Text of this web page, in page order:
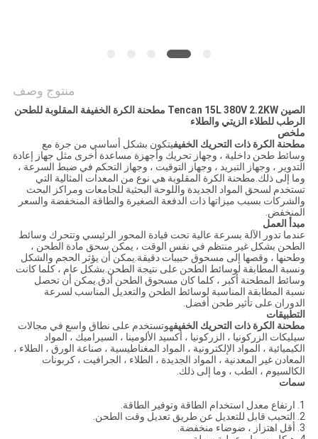
منتوج وصف
الصين Tencan 15L 380V 2.2KW مطحنة الكرة الخفيفة المقلوبة للطحن
الرطب للطلاء الزيتي والطلاء
ملخص
مطحنة الكرة ذات التحريك الخفيفيتكون بشكل أساسي من جرة مع
وسائط طحن داخلية ، وجهاز تحريك وأجهزة مساعدة أخرى مثل جهاز إعادة
التدوير ، وجهاز التبريد ، وجهاز التوقيت ، وجهاز التحكم في ضبط السرعة ،
وما إلى ذلك.مطحنة الكرة المقلوبة هي نوع من المعدات المثالية التي
تستخدم لسحق المواد الجديدة واللوحة البحثية للجامعات ومراكز البحث
والشركات بسبب ميزاتها ذات الدفعة الصغيرة والطاقة المنخفضة والسعر
المنخفض.
مبدأ العمل
عندما تدور الآلة بسرعة عالية تحت قيادة المحور الرئيسي وتتحرك وسائط
الطحن بشكل غير منتظم في نفس الوقت ، يمكن سحق مادة الطحن ،
وطحنها ، وقصها إلى مسحوق حبيبات دقيقة.يمكن أن يؤثر الحجم والشكل
ونسبة المطابقة لوسائط الطحن على نتيجة الطحن.بشكل عام ، كلما كانت
وسائط المطحنة أكبر ، كلما كان مسحوق الطحن أدق.يمكن أن تحصل
نسبة المطابقة المناسبة لوسائط الطحن والتعديل المناسب لسرعة
الدوران على تأثير طحن أفضل.
التطبيقات
مطحنة الكرة ذات التحريك الخفيفهوتستخدم على نطاق واسع في مجالات
سيليكات الزركونيا ، الزركونيا ، أكسيد الألومينا ، السيراميك ، المواد
الكيميائية ، المواد الإلكترونية ، المواد المغناطيسية ، صناعة الورق ، الطلاء ،
المعادن غير المعدنية ، المواد الجديدة ، الطلاء ، الجرافيت ، كربونات
الكالسيوم ، الطب ، وما إلى ذلك.
سمات
1. ارتفاع معدل استخدام الطاقة وتوفير الطاقة.
2. التحبب قابل للتعديل عن طريق تعديل وقت الطحن.
3. أقل اهتزاز ، ضوضاء منخفضة.